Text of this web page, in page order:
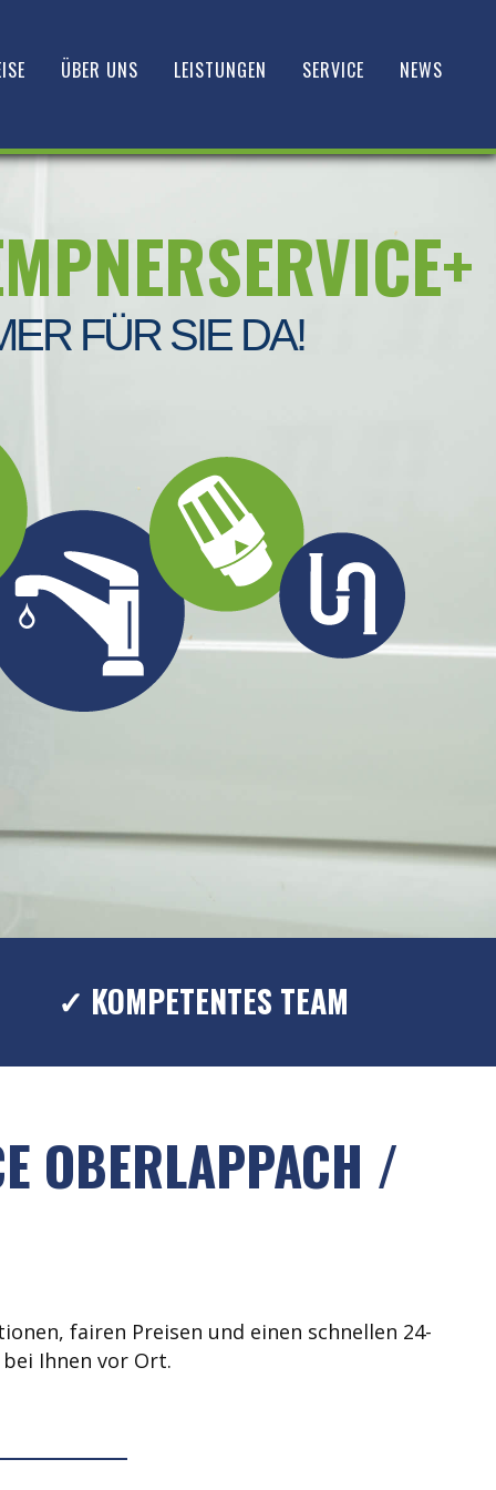
ÜBER UNS LEISTUNGEN SERVICE NEWS
FÜR SIE DA!
✓ KOMPETENTES TEAM
OBERLAPPACH /
fairen Preisen und einen schnellen 24-
Ihnen vor Ort.